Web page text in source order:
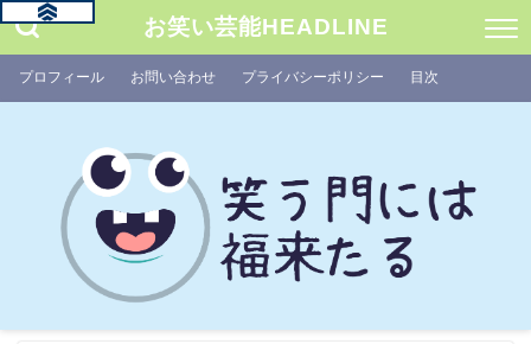
お笑い芸能HEADLINE
プロフィール お問い合わせ プライバシーポリシー 目次